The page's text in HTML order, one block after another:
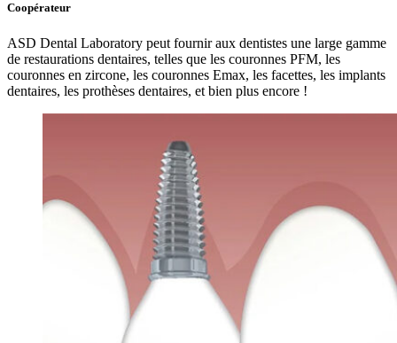
Coopérateur
ASD Dental Laboratory peut fournir aux dentistes une large gamme
de restaurations dentaires, telles que les couronnes PFM, les
couronnes en zircone, les couronnes Emax, les facettes, les implants
dentaires, les prothèses dentaires, et bien plus encore !